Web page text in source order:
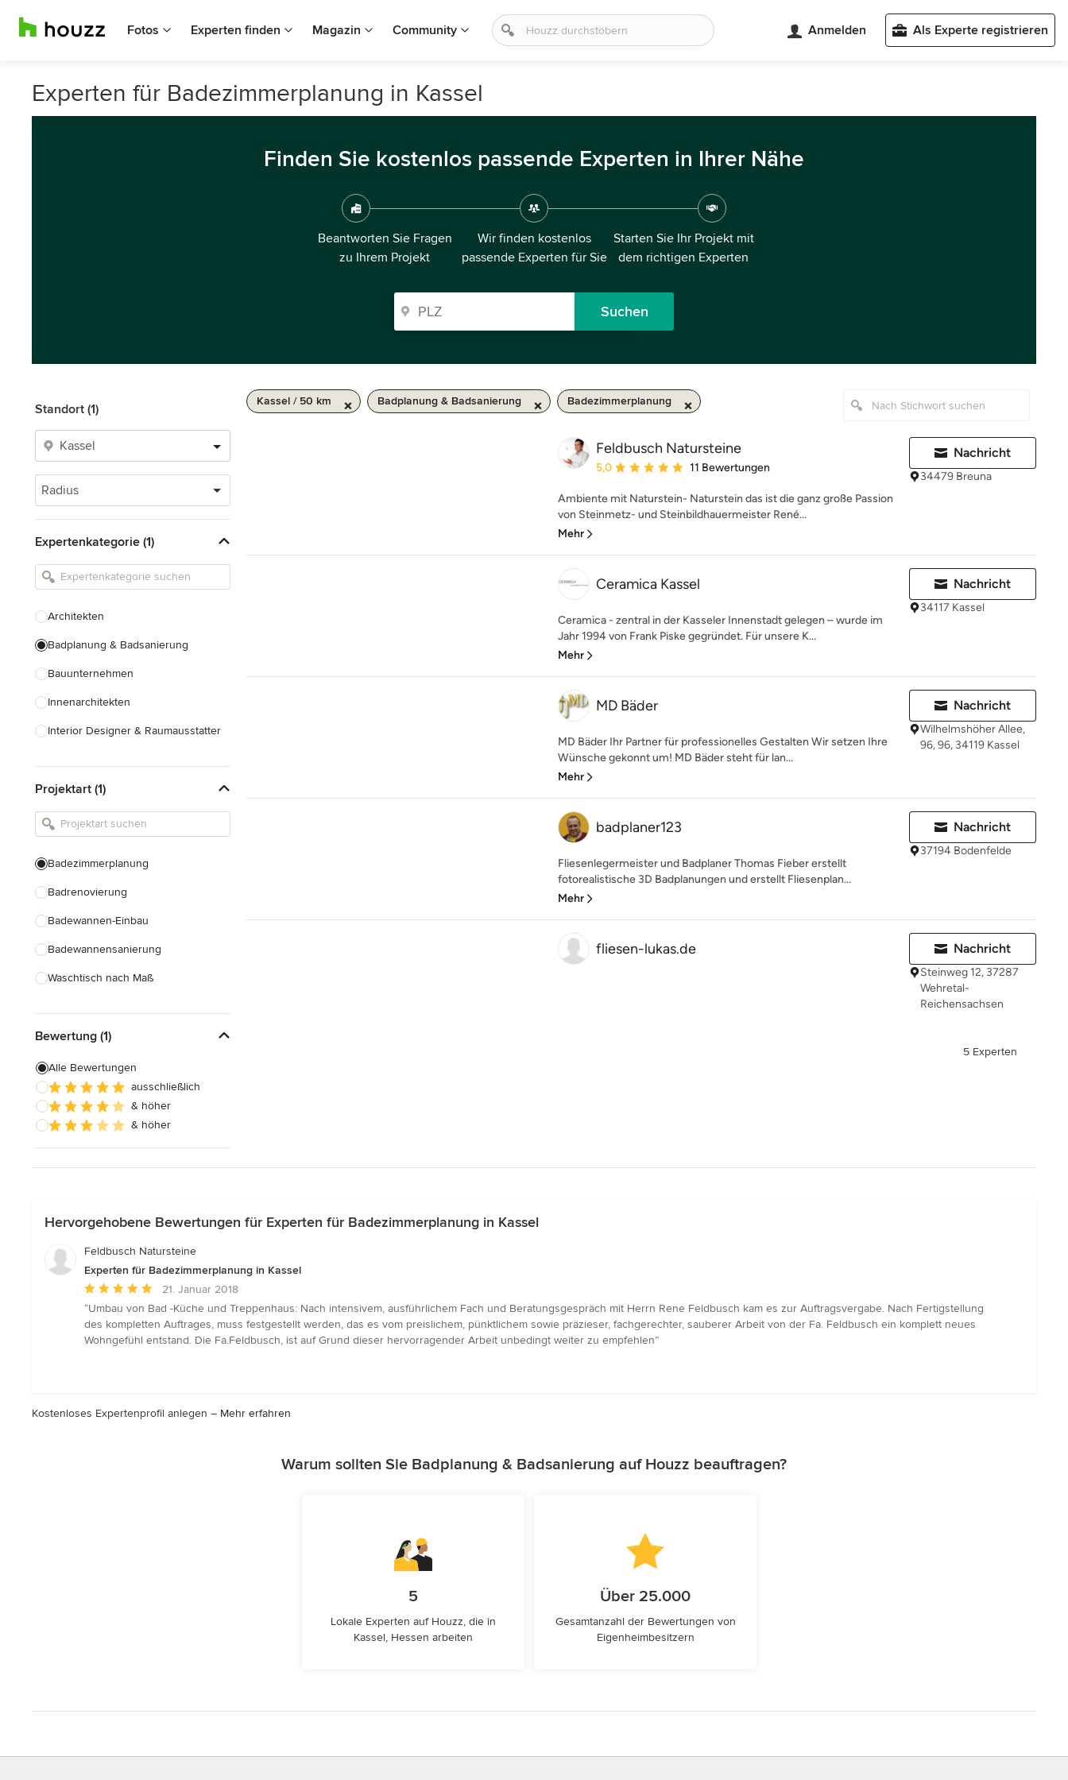
Fotos Experten finden Magazin Community Anmelden Als Experte registrieren
Experten für Badezimmerplanung in Kassel
Finden Sie kostenlos passende Experten in Ihrer Nähe
Beantworten Sie Fragen
zu Ihrem Projekt
Wir finden kostenlos
passende Experten für Sie
Starten Sie Ihr Projekt mit
dem richtigen Experten
Suchen
Standort (1)
Radius
Expertenkategorie (1)
Architekten
Badplanung & Badsanierung
Bauunternehmen
Innenarchitekten
Interior Designer & Raumausstatter
Landschaftsarchitekten
Armaturen & Sanitärbedarf
Einbauschränke
Projektart (1)
Badezimmerplanung
Badrenovierung
Badewannen-Einbau
Badewannensanierung
Waschtisch nach Maß
Gäste-WC Renovierung
Fugenlose Badezimmer
Badezimmereinbau
Alle anzeigen
Bewertung (1)
Alle Bewertungen
ausschließlich
& höher
& höher
Kassel / 50 km Badplanung & Badsanierung Badezimmerplanung
Feldbusch Natursteine
Durchschnittliche Bewertung: 5 von 5 Sternen
5,0 11 Bewertungen
Ambiente mit Naturstein- Naturstein das ist die ganz große Passion
von Steinmetz- und Steinbildhauermeister René...
Mehr
Nachricht
34479 Breuna
Ceramica Kassel
Ceramica - zentral in der Kasseler Innenstadt gelegen – wurde im
Jahr 1994 von Frank Piske gegründet. Für unsere K...
Mehr
Nachricht
34117 Kassel
MD Bäder
MD Bäder Ihr Partner für professionelles Gestalten Wir setzen Ihre
Wünsche gekonnt um! MD Bäder steht für lan...
Mehr
Nachricht
Wilhelmshöher Allee,
96, 96, 34119 Kassel
badplaner123
Fliesenlegermeister und Badplaner Thomas Fieber erstellt
fotorealistische 3D Badplanungen und erstellt Fliesenplan...
Mehr
Nachricht
37194 Bodenfelde
fliesen-lukas.de Nachricht
Steinweg 12, 37287
Wehretal-
Reichensachsen
5 Experten
Hervorgehobene Bewertungen für Experten für Badezimmerplanung in Kassel
Feldbusch Natursteine
Experten für Badezimmerplanung in Kassel
Durchschnittliche
Bewertung:
5
von
21. Januar 2018
“Umbau von Bad -Küche und Treppenhaus: Nach intensivem, ausführlichem Fach und Beratungsgespräch mit Herrn Rene Feldbusch kam es zur Auftragsvergabe. Nach Fertigstellung
des kompletten Auftrages, muss festgestellt werden, das es vom preislichem, pünktlichem sowie präzieser, fachgerechter, sauberer Arbeit von der Fa. Feldbusch ein komplett neues
Wohngefühl entstand. Die Fa.Feldbusch, ist auf Grund dieser hervorragender Arbeit unbedingt weiter zu empfehlen”
Kostenloses Expertenprofil anlegen – Mehr erfahren
Warum sollten Sie Badplanung & Badsanierung auf Houzz beauftragen?
5
Lokale Experten auf Houzz, die in
Kassel, Hessen arbeiten
Über 25.000
Gesamtanzahl der Bewertungen von
Eigenheimbesitzern